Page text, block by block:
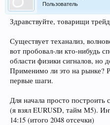
Пользователь
Здравствуйте, товарищи
Существует теханализ,
вот пробовал-ли кто-нибудь
области физики сигналов, но
Применимо ли это на рынке?
первые шаги.
Для начала просто построить
(я взял EURUSD, тайм M5).
14:15 (итого 2048 отсечки)